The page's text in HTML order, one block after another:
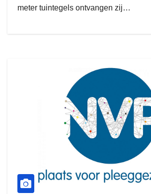
meter tuintegels ontvangen zij…